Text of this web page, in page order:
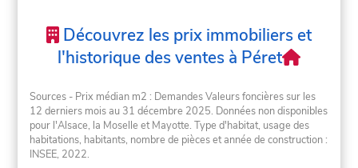
Découvrez les prix immobiliers et
l'historique des ventes à Péret
Sources - Prix médian m2 : Demandes Valeurs foncières sur les
12 derniers mois au 31 décembre 2025. Données non disponibles
pour l'Alsace, la Moselle et Mayotte. Type d'habitat, usage des
habitations, habitants, nombre de pièces et année de construction :
INSEE, 2022.